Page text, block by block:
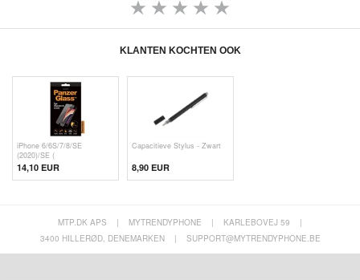
KLANTEN KOCHTEN OOK
iPhone 6/6S/7/8/SE
(2020)/SE (
14,10 EUR
Capacitieve Stylus - Zwart
8,90 EUR
MTP.DK APS | MYTRENDYPHONE | KARLEBOVEJ 59
|
3400 HILLERØD, DENEMARKEN
| SUPPORT@MYTRENDYPHONE.BE